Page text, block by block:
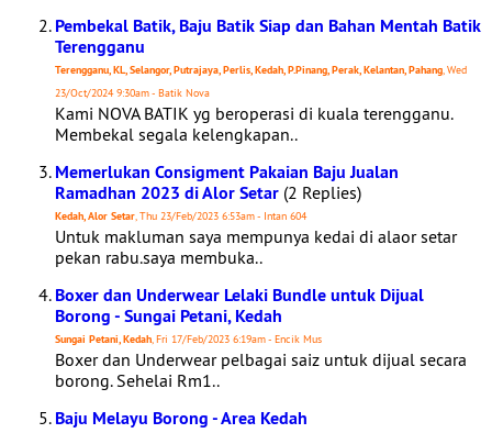
Pembekal Batik, Baju Batik Siap dan Bahan Mentah Batik
Terengganu
Terengganu, KL, Selangor, Putrajaya, Perlis, Kedah, P.Pinang, Perak, Kelantan, Pahang, Wed
23/Oct/2024 9:30am - Batik Nova
Kami NOVA BATIK yg beroperasi di kuala terengganu.
Membekal segala kelengkapan..
Memerlukan Consigment Pakaian Baju Jualan
Ramadhan 2023 di Alor Setar (2 Replies)
Kedah, Alor Setar, Thu 23/Feb/2023 6:53am - Intan 604
Untuk makluman saya mempunya kedai di alaor setar
pekan rabu.saya membuka..
Boxer dan Underwear Lelaki Bundle untuk Dijual
Borong - Sungai Petani, Kedah
Sungai Petani, Kedah, Fri 17/Feb/2023 6:19am - Encik Mus
Boxer dan Underwear pelbagai saiz untuk dijual secara
borong. Sehelai Rm1..
Baju Melayu Borong - Area Kedah